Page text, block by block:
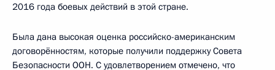
2016 года боевых действий в этой стране.
Была дана высокая оценка российско-американским
договорённостям, которые получили поддержку Совета
Безопасности ООН. С удовлетворением отмечено, что